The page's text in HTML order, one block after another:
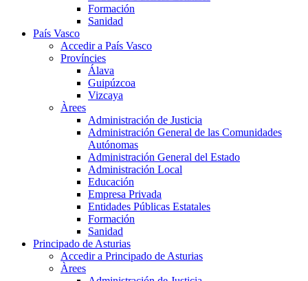
Formación
Sanidad
País Vasco
Accedir a País Vasco
Províncies
Álava
Guipúzcoa
Vizcaya
Àrees
Administración de Justicia
Administración General de las Comunidades
Autónomas
Administración General del Estado
Administración Local
Educación
Empresa Privada
Entidades Públicas Estatales
Formación
Sanidad
Principado de Asturias
Accedir a Principado de Asturias
Àrees